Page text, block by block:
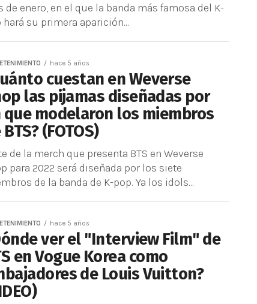
de enero, en el que la banda más famosa del K-
hará su primera aparición...
hace 5 años
cuestan en Weverse
las pijamas diseñadas por
que modelaron los miembros
(FOTOS)
de la merch que presenta BTS en Weverse
para 2022 será diseñada por los siete
de la banda de K-pop. Ya los idols...
hace 5 años
ver el "Interview Film" de
en Vogue Korea como
de Louis Vuitton?